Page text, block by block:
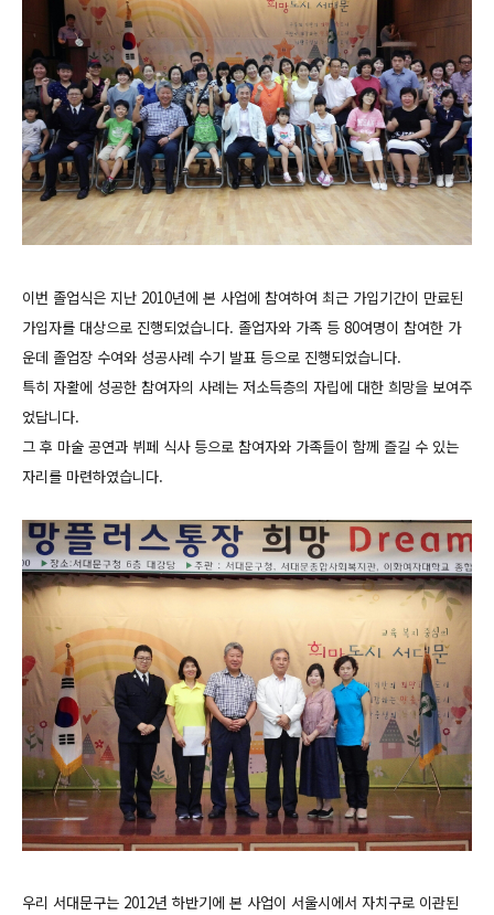
이번 졸업식은 지난 2010년에 본 사업에 참여하여 최근 가입기간이 만료된
가입자를 대상으로 진행되었습니다. 졸업자와 가족 등 80여명이 참여한 가
운데 졸업장 수여와 성공사례 수기 발표 등으로 진행되었습니다.
특히 자활에 성공한 참여자의 사례는 저소득층의 자립에 대한 희망을 보여주
었답니다.
그 후 마술 공연과 뷔페 식사 등으로 참여자와 가족들이 함께 즐길 수 있는
자리를 마련하였습니다.
우리 서대문구는 2012년 하반기에 본 사업이 서울시에서 자치구로 이관된